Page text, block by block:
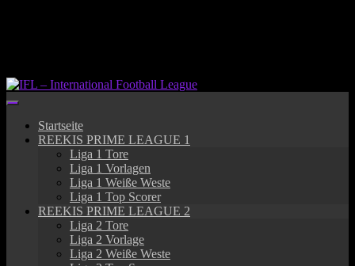
Startseite
REEKIS PRIME LEAGUE 1
Liga 1 Tore
Liga 1 Vorlagen
Liga 1 Weiße Weste
Liga 1 Top Scorer
REEKIS PRIME LEAGUE 2
Liga 2 Tore
Liga 2 Vorlage
Liga 2 Weiße Weste